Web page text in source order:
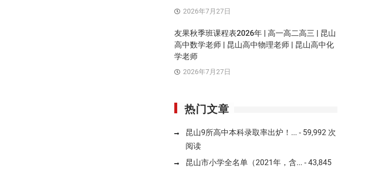
2026年7月27日
友果秋季班课程表2026年 | 高一高二高三 | 昆山
高中数学老师 | 昆山高中物理老师 | 昆山高中化
学老师
2026年7月27日
热门文章
昆山9所高中本科录取率出炉！... - 59,992 次
阅读
昆山市小学全名单（2021年，含... - 43,845